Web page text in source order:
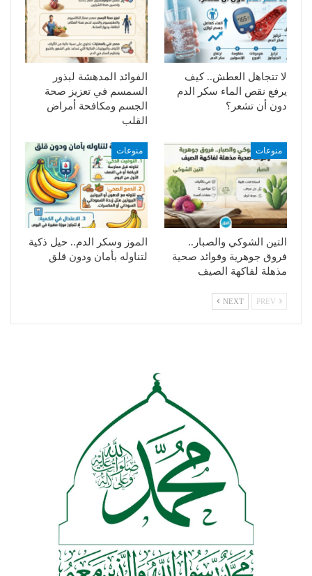
لا تتجاهل العطش.. كيف
يرفع نقص الماء سكر الدم
دون أن تشعر؟
الفوائد المدهشة لبذور
السمسم في تعزيز صحة
الجسم ومكافحة أمراض
القلب
منوعات
التين الشوكي والصبار..
فروق جوهرية وفوائد صحية
مذهلة لفاكهة الصيف
منوعات
الموز وسكر الدم.. حيل ذكية
لتناوله بأمان ودون قلق
NEXT